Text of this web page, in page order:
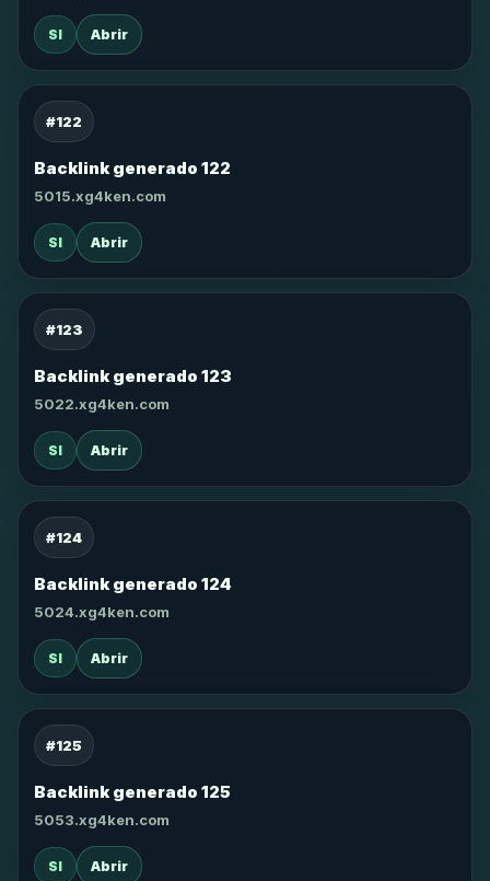
SI Abrir
#122
Backlink generado 122
5015.xg4ken.com
SI Abrir
#123
Backlink generado 123
5022.xg4ken.com
SI Abrir
#124
Backlink generado 124
5024.xg4ken.com
SI Abrir
#125
Backlink generado 125
5053.xg4ken.com
SI Abrir